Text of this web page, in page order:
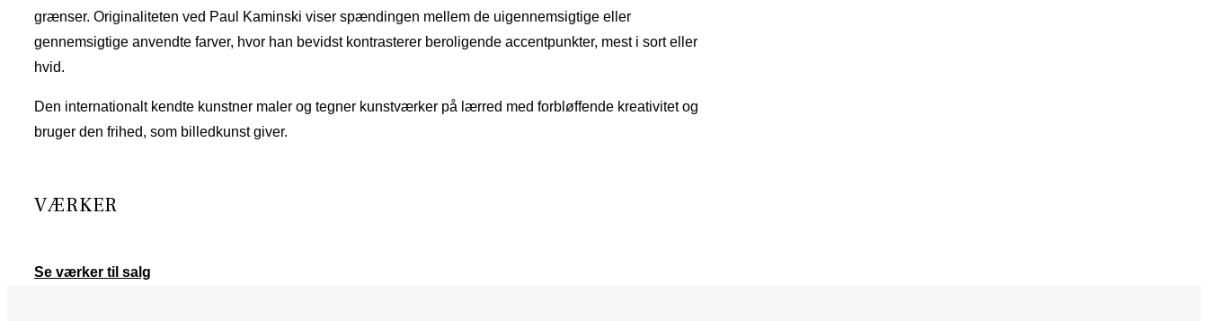
grænser. Originaliteten ved Paul Kaminski viser spændingen mellem de uigennemsigtige eller
gennemsigtige anvendte farver, hvor han bevidst kontrasterer beroligende accentpunkter, mest i sort eller
hvid.
Den internationalt kendte kunstner maler og tegner kunstværker på lærred med forbløffende kreativitet og
bruger den frihed, som billedkunst giver.
VÆRKER
Se værker til salg